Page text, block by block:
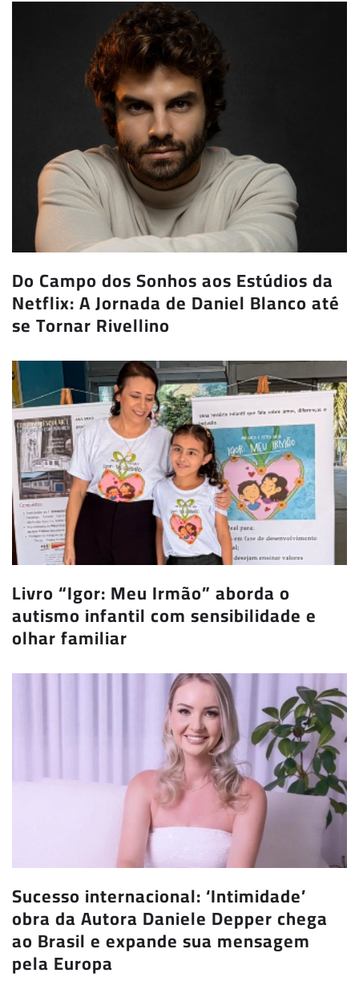
Do Campo dos Sonhos aos Estúdios da
Netflix: A Jornada de Daniel Blanco até
se Tornar Rivellino
Livro “Igor: Meu Irmão” aborda o
autismo infantil com sensibilidade e
olhar familiar
Sucesso internacional: ‘Intimidade’
obra da Autora Daniele Depper chega
ao Brasil e expande sua mensagem
pela Europa